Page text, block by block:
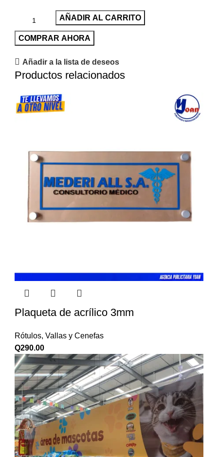
AÑADIR AL CARRITO
COMPRAR AHORA
Añadir a la lista de deseos
Productos relacionados
Plaqueta de acrílico 3mm
Rótulos, Vallas y Cenefas
Q290.00